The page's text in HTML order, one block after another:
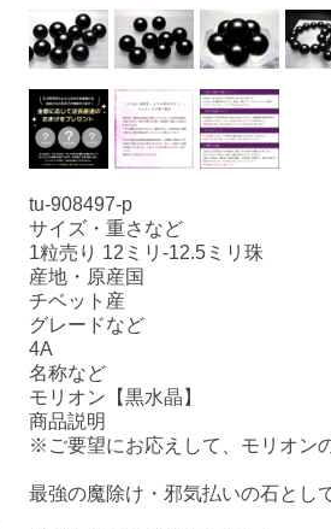
tu-908497-p
サイズ・重さなど
1粒売り 12ミリ-12.5ミリ珠
産地・原産国
チベット産
グレードなど
4A
名称など
モリオン【黒水晶】
商品説明
※ご要望にお応えして、モリオン
最強の魔除け・邪気払いの石とし